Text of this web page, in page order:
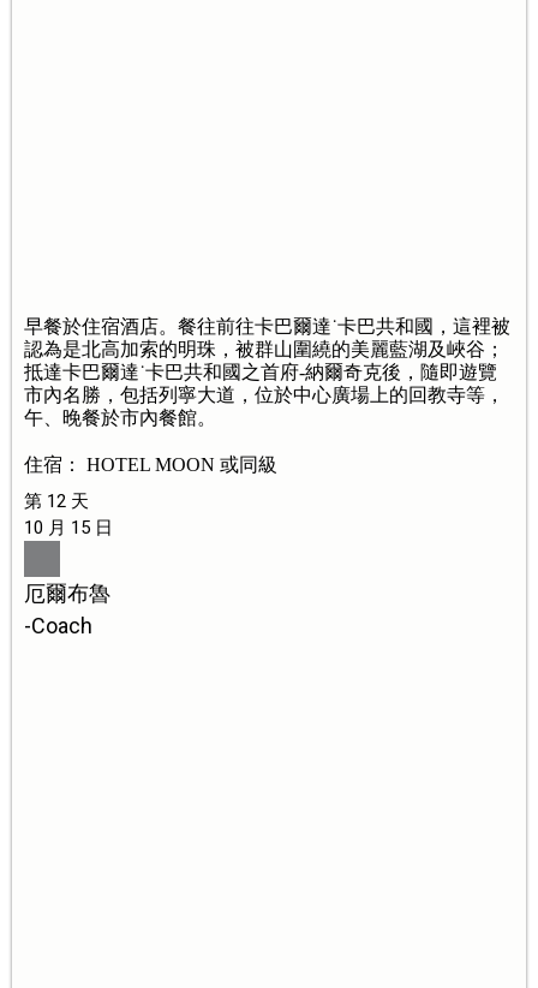
早餐於住宿酒店。餐往前往卡巴爾達˙卡巴共和國，這裡被
認為是北高加索的明珠，被群山圍繞的美麗藍湖及峽谷；
抵達卡巴爾達˙卡巴共和國之首府-納爾奇克後，隨即遊覽
市內名勝，包括列寧大道，位於中心廣場上的回教寺等，
午、晚餐於市內餐館。
住宿： HOTEL MOON 或同級
第 12 天
10 月 15 日
厄爾布魯
-Coach